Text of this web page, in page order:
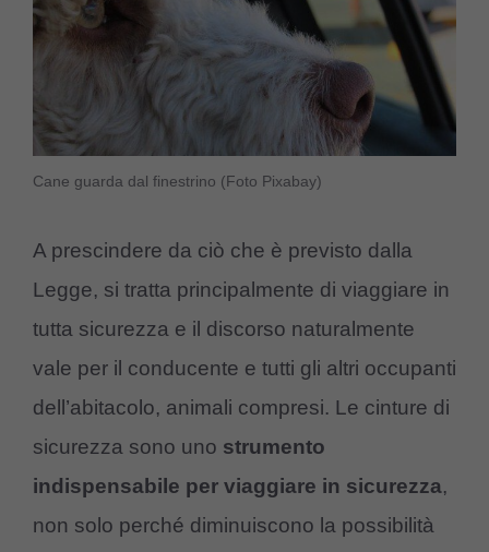
Cane guarda dal finestrino (Foto Pixabay)
A prescindere da ciò che è previsto dalla
Legge, si tratta principalmente di viaggiare in
tutta sicurezza e il discorso naturalmente
vale per il conducente e tutti gli altri occupanti
dell’abitacolo, animali compresi. Le cinture di
sicurezza sono uno strumento
indispensabile per viaggiare in sicurezza,
non solo perché diminuiscono la possibilità